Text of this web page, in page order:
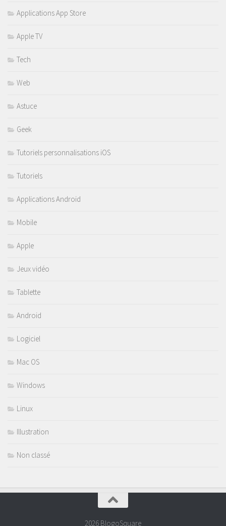
Applications App Store
Apple TV
Tech
Web
Astuce
Geek
Tutoriels personnalisations iOS
Tutoriels
Applications Android
Mobile
Apple
Jeux vidéo
Tablette
Android
Logiciel
Mac OS
Windows
Linux
Illustration
Non classé
2026 BlogoSquare